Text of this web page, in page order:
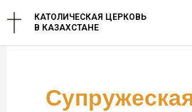
Перейти
содержимому
КАТОЛИЧЕСКАЯ ЦЕРКОВЬ
В КАЗАХСТАНЕ